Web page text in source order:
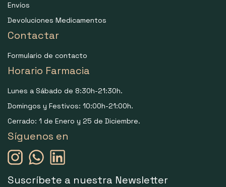
Envíos
Devoluciones Medicamentos
Contactar
Formulario de contacto
Horario Farmacia
Lunes a Sábado de 8:30h-21:30h.
Domingos y Festivos: 10:00h-21:00h.
Cerrado: 1 de Enero y 25 de Diciembre.
Síguenos en
Suscríbete a nuestra Newsletter